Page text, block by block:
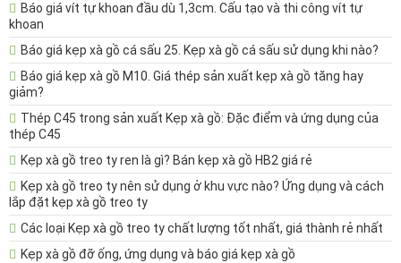
Báo giá vít tự khoan đầu dù 1,3cm. Cấu tạo và thi công vít tự
khoan
Báo giá kẹp xà gồ cá sấu 25. Kẹp xà gồ cá sấu sử dụng khi nào?
Báo giá kẹp xà gồ M10. Giá thép sản xuất kẹp xà gồ tăng hay
giảm?
Thép C45 trong sản xuất Kẹp xà gồ: Đặc điểm và ứng dụng của
thép C45
Kẹp xà gồ treo ty ren là gì? Bán kẹp xà gồ HB2 giá rẻ
Kẹp xà gồ treo ty nên sử dụng ở khu vực nào? Ứng dụng và cách
lắp đặt kẹp xà gồ treo ty
Các loại Kẹp xà gồ treo ty chất lượng tốt nhất, giá thành rẻ nhất
Kẹp xà gồ đỡ ống, ứng dụng và báo giá kẹp xà gồ